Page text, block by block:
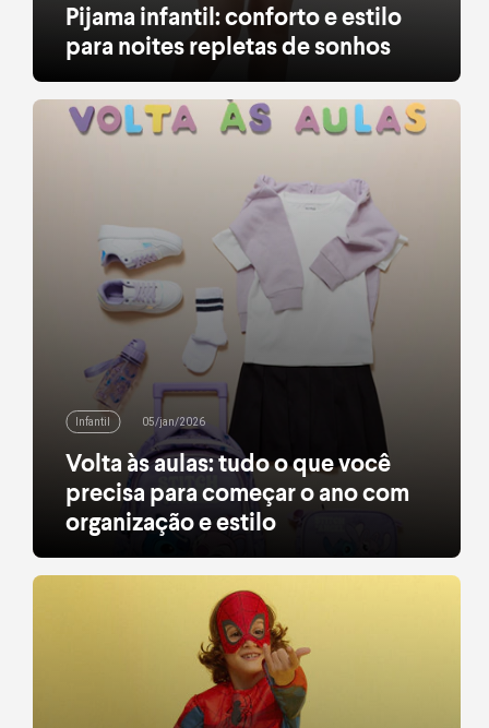
Pijama infantil: conforto e estilo
para noites repletas de sonhos
Transforme a hora de dormir em pura diversão com
opções confortáveis e cheias de estilo
leia mais
Infantil 05/jan/2026
Volta às aulas: tudo o que você
precisa para começar o ano com
organização e estilo
Encontre mochilas, roupas básicas, calçados e
muito estilo para começar o ano com leveza